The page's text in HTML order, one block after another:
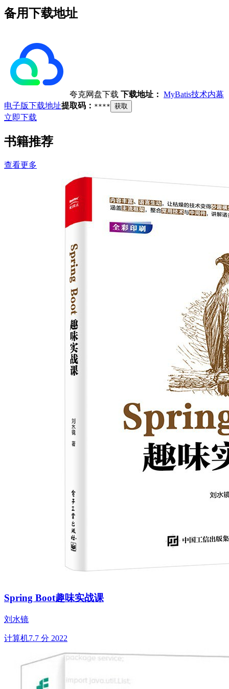
备用下载地址
夸克网盘下载 下载地址： MyBatis技术内幕
电子版下载地址提取码： **** 获取
立即下载
书籍推荐
查看更多
Spring Boot趣味实战课
刘水镜
计算机7.7 分 2022